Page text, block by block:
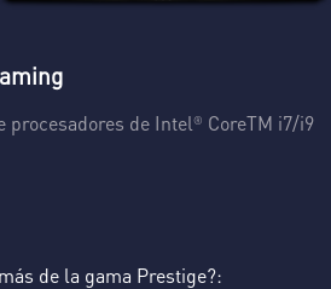
procesadores de Intel® CoreTM i7/i9
de la gama Prestige?: